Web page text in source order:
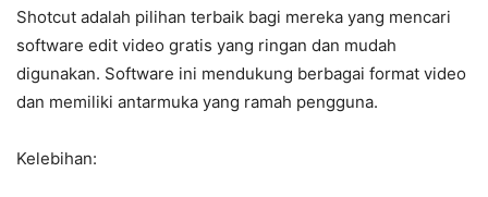
Shotcut adalah pilihan terbaik bagi mereka yang mencari
software edit video gratis yang ringan dan mudah
digunakan. Software ini mendukung berbagai format video
dan memiliki antarmuka yang ramah pengguna.
Kelebihan: